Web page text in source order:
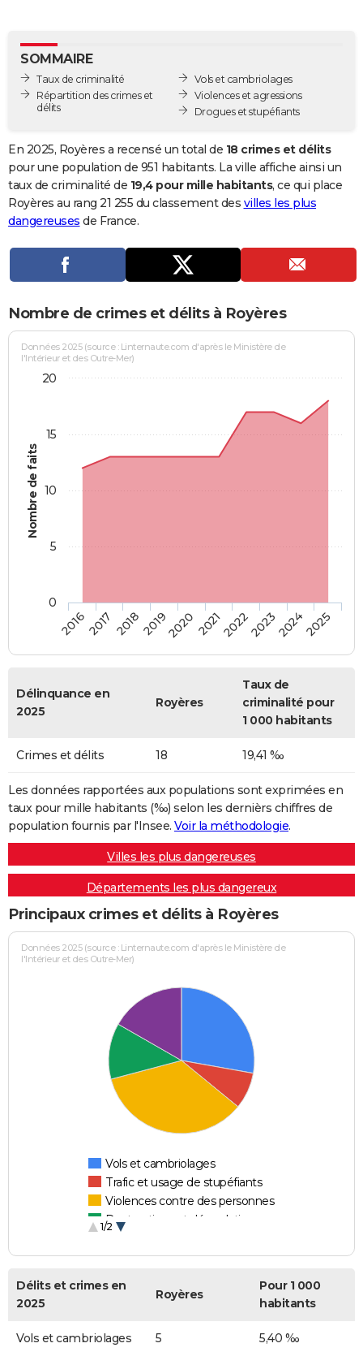
GUIDES D'ACHAT
BONS PLANS
Carte de Noël
Carte Bonne année
Carte Saint-Valentin
Carte Pâques
Carte d'anniversaire
DICTIONNAIRE
Dictionnaire
Biographies
Citations
Expressions
Proverbes
PROGRAMME TV
COPAINS D'AVANT
S'inscrire
Se connecter
Lycées
Collèges
Primaires
Universités
Entreprises
Service militaire
Avis de recherche
AVIS DE DÉCÈS
FORUM
Bricolage
Lifestyle
Culture
Sport
Auto
Television
Voyage
Cinema
SOMMAIRE
Taux de criminalité
Répartition des crimes et
délits
Vols et cambriolages
Violences et agressions
Drogues et stupéfiants
En 2025, Royères a recensé un total de 18 crimes et délits
pour une population de 951 habitants. La ville affiche ainsi un
taux de criminalité de 19,4 pour mille habitants, ce qui place
Royères au rang 21 255 du classement des villes les plus
dangereuses de France.
Nombre de crimes et délits à Royères
Nombre de faits
Données 2025 (source : Linternaute.com d'après le Ministère de
l'Intérieur et des Outre-Mer)
20162017 20182019202020212022202320242025
0
5
10
15
20
Délinquance en
2025
Royères
Taux de
criminalité pour
1 000 habitants
Crimes et délits 18 19,41 ‰
Les données rapportées aux populations sont exprimées en
taux pour mille habitants (‰) selon les dernièrs chiffres de
population fournis par l'Insee. Voir la méthodologie.
Villes les plus dangereuses
Départements les plus dangereux
Principaux crimes et délits à Royères
Données 2025 (source : Linternaute.com d'après le Ministère de
l'Intérieur et des Outre-Mer)
Vols et cambriolages
Trafic et usage de stupéfiants
Violences contre des personnes
Destructions et dégradations
1/2
Délits et crimes en
2025
Royères
Pour 1 000
habitants
Vols et cambriolages 5 5,40 ‰